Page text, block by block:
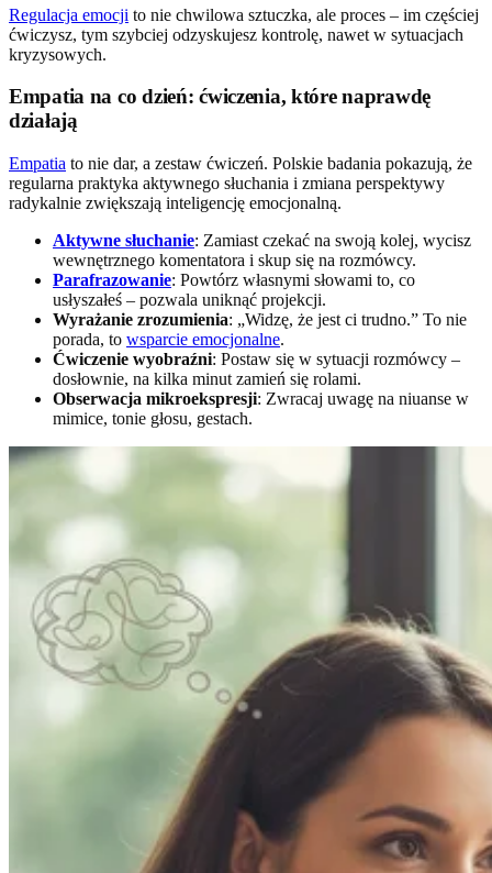
Regulacja emocji to nie chwilowa sztuczka, ale proces – im częściej
ćwiczysz, tym szybciej odzyskujesz kontrolę, nawet w sytuacjach
kryzysowych.
Empatia na co dzień: ćwiczenia, które naprawdę
działają
Empatia to nie dar, a zestaw ćwiczeń. Polskie badania pokazują, że
regularna praktyka aktywnego słuchania i zmiana perspektywy
radykalnie zwiększają inteligencję emocjonalną.
Aktywne słuchanie: Zamiast czekać na swoją kolej, wycisz
wewnętrznego komentatora i skup się na rozmówcy.
Parafrazowanie: Powtórz własnymi słowami to, co
usłyszałeś – pozwala uniknąć projekcji.
Wyrażanie zrozumienia: „Widzę, że jest ci trudno.” To nie
porada, to wsparcie emocjonalne.
Ćwiczenie wyobraźni: Postaw się w sytuacji rozmówcy –
dosłownie, na kilka minut zamień się rolami.
Obserwacja mikroekspresji: Zwracaj uwagę na niuanse w
mimice, tonie głosu, gestach.